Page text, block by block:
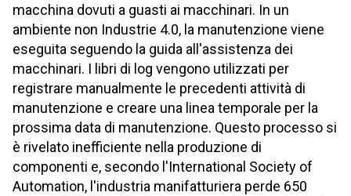
macchina dovuti a guasti ai macchinari. In un
ambiente non Industrie 4.0, la manutenzione viene
eseguita seguendo la guida all'assistenza dei
macchinari. I libri di log vengono utilizzati per
registrare manualmente le precedenti attività di
manutenzione e creare una linea temporale per la
prossima data di manutenzione. Questo processo si
è rivelato inefficiente nella produzione di
componenti e, secondo l'International Society of
Automation, l'industria manifatturiera perde 650